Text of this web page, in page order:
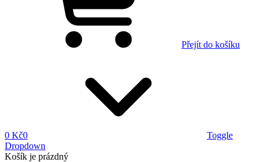
Přejít do košíku
0 Kč0
Toggle
Dropdown
Košík je prázdný